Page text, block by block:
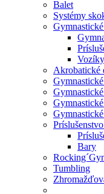
Balet
Systémy
Vozíky
Akrobatické
Príslušenstvo
Bary
Tumbling